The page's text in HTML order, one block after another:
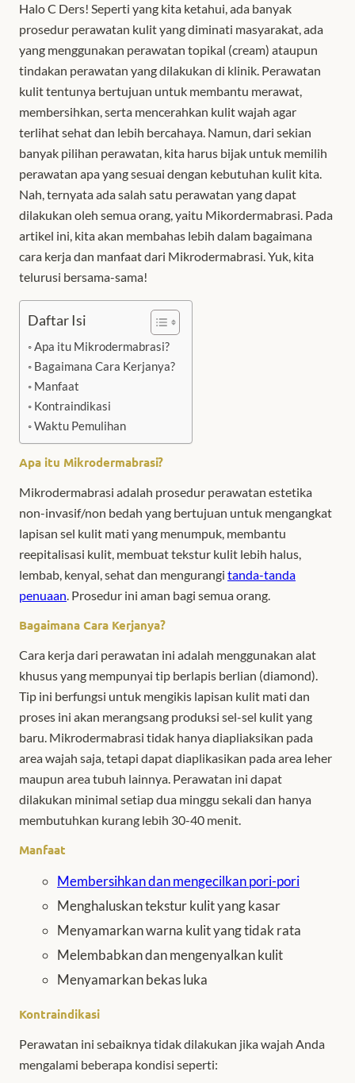
Halo C Ders! Seperti yang kita ketahui, ada banyak
prosedur perawatan kulit yang diminati masyarakat, ada
yang menggunakan perawatan topikal (cream) ataupun
tindakan perawatan yang dilakukan di klinik. Perawatan
kulit tentunya bertujuan untuk membantu merawat,
membersihkan, serta mencerahkan kulit wajah agar
terlihat sehat dan lebih bercahaya. Namun, dari sekian
banyak pilihan perawatan, kita harus bijak untuk memilih
perawatan apa yang sesuai dengan kebutuhan kulit kita.
Nah, ternyata ada salah satu perawatan yang dapat
dilakukan oleh semua orang, yaitu Mikordermabrasi. Pada
artikel ini, kita akan membahas lebih dalam bagaimana
cara kerja dan manfaat dari Mikrodermabrasi. Yuk, kita
telurusi bersama-sama!
Daftar Isi
Apa itu Mikrodermabrasi?
Bagaimana Cara Kerjanya?
Manfaat
Kontraindikasi
Waktu Pemulihan
Apa itu Mikrodermabrasi?
Mikrodermabrasi adalah prosedur perawatan estetika
non-invasif/non bedah yang bertujuan untuk mengangkat
lapisan sel kulit mati yang menumpuk, membantu
reepitalisasi kulit, membuat tekstur kulit lebih halus,
lembab, kenyal, sehat dan mengurangi tanda-tanda
penuaan. Prosedur ini aman bagi semua orang.
Bagaimana Cara Kerjanya?
Cara kerja dari perawatan ini adalah menggunakan alat
khusus yang mempunyai tip berlapis berlian (diamond).
Tip ini berfungsi untuk mengikis lapisan kulit mati dan
proses ini akan merangsang produksi sel-sel kulit yang
baru. Mikrodermabrasi tidak hanya diapliaksikan pada
area wajah saja, tetapi dapat diaplikasikan pada area leher
maupun area tubuh lainnya. Perawatan ini dapat
dilakukan minimal setiap dua minggu sekali dan hanya
membutuhkan kurang lebih 30-40 menit.
Manfaat
Membersihkan dan mengecilkan pori-pori
Menghaluskan tekstur kulit yang kasar
Menyamarkan warna kulit yang tidak rata
Melembabkan dan mengenyalkan kulit
Menyamarkan bekas luka
Kontraindikasi
Perawatan ini sebaiknya tidak dilakukan jika wajah Anda
mengalami beberapa kondisi seperti: